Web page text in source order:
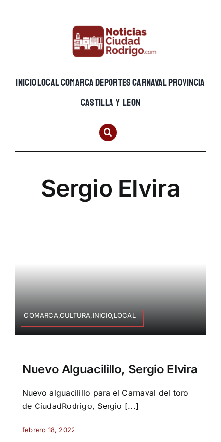
INICIOLOCALCOMARCADEPORTESCARNAVALPROVINCIA
CASTILLA Y LEON
Sergio Elvira
COMARCA,CULTURA,INICIO,LOCAL
Nuevo Alguacilillo, Sergio Elvira
Nuevo alguacilillo para el Carnaval del toro
de CiudadRodrigo, Sergio [...]
febrero 18, 2022